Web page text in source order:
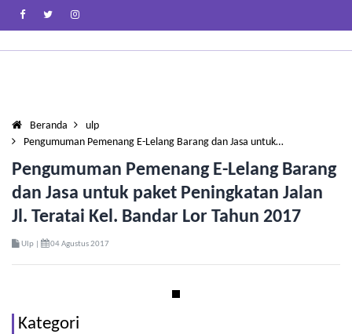
Beranda
ulp
Pengumuman Pemenang E-Lelang Barang dan Jasa untuk…
Pengumuman Pemenang E-Lelang Barang
dan Jasa untuk paket Peningkatan Jalan
Jl. Teratai Kel. Bandar Lor Tahun 2017
Ulp | 04 Agustus 2017
Kategori